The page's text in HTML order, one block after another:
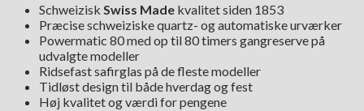
Schweizisk Swiss Made kvalitet siden 1853
Præcise schweiziske quartz- og automatiske urværker
Powermatic 80 med op til 80 timers gangreserve på
udvalgte modeller
Ridsefast safirglas på de fleste modeller
Tidløst design til både hverdag og fest
Høj kvalitet og værdi for pengene